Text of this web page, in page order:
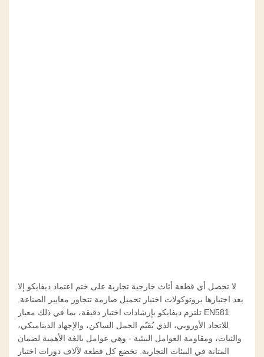
لا تحصل أي قطعة أثاث خارجية تجارية على ختم اعتماد ديفايكو إلا
بعد اجتيازها بروتوكولات اختبار تحميل صارمة تتجاوز معايير الصناعة.
تلتزم ديفايكو بإرشادات اختبار دقيقة، بما في ذلك معيار EN581
للاتحاد الأوروبي، الذي يُقيّم الحمل الساكن، والإجهاد الديناميكي،
والثبات، ومقاومة العوامل البيئية - وهي عوامل بالغة الأهمية لضمان
المتانة في البيئات التجارية. تخضع كل قطعة لآلاف دورات اختبار